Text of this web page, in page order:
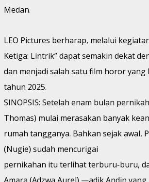
Medan.
LEO Pictures berharap, melalui
Ketiga: Lintrik” dapat semakin dekat
dan menjadi salah satu film horor yang
tahun 2025.
SINOPSIS: Setelah enam bulan
Thomas) mulai merasakan banyak
rumah tangganya. Bahkan sejak awal,
(Nugie) sudah mencurigai
pernikahan itu terlihat terburu-buru,